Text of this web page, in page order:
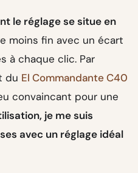
le réglage se situe en
moins fin avec un écart
à chaque clic. Par
du El Commandante C40
convaincant pour une
je me suis
avec un réglage idéal